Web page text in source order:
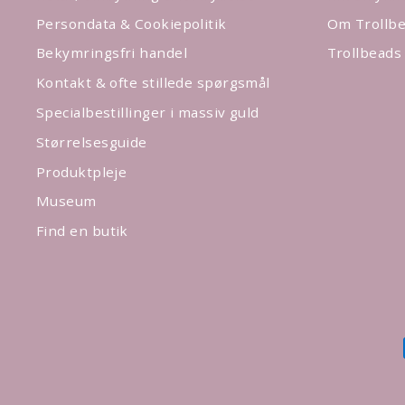
Persondata & Cookiepolitik
Bekymringsfri handel
Kontakt & ofte stillede spørgsmål
Specialbestillinger i massiv guld
Størrelsesguide
Produktpleje
Museum
Find en butik
Om
Trollbeads